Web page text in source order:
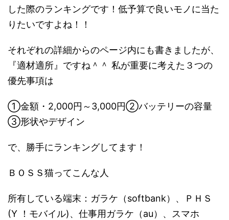
した際のランキングです！低予算で良いモノに当た
りたいですよね！！
それぞれの詳細からのページ内にも書きましたが、
『適材適所』ですね＾＾ 私が重要に考えた３つの
優先事項は
①金額・2,000円～3,000円②バッテリーの容量
③形状やデザイン
で、勝手にランキングしてます！
ＢＯＳＳ猫ってこんな人
所有している端末：ガラケ（softbank）、ＰＨＳ
(Y ！モバイル)、仕事用ガラケ（au）、スマホ